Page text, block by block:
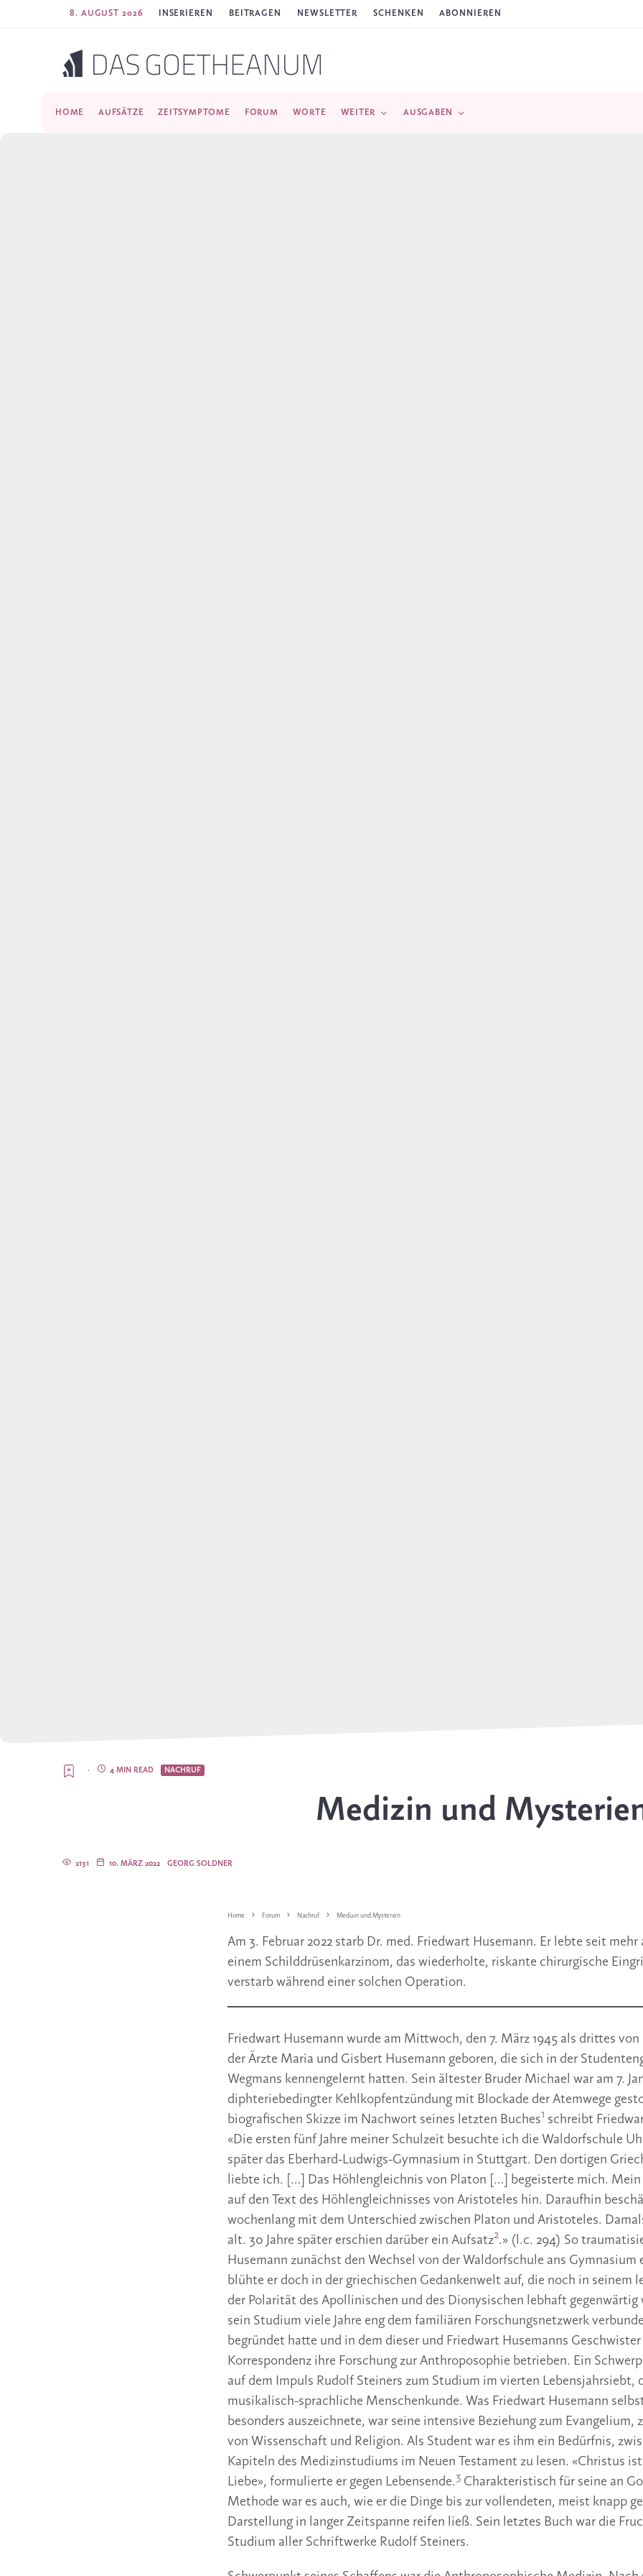
8. AUGUST 2026 INSERIEREN BEITRAGEN NEWSLETTER SCHENKEN ABONNIEREN
HOME AUFSÄTZE ZEITSYMPTOME FORUM WORTE WEITER AUSGABEN
NACHRUF
4 MIN READ
·
Medizin und
GEORG SOLDNER
10. MÄRZ 2022
2131
Home Forum Nachruf Medizin und Mysterien
Am 3. Februar 2022 starb Dr. med. Friedwart Husemann. Er lebte seit mehr
einem Schilddrüsenkarzinom, das wiederholte, riskante chirurgische
verstarb während einer solchen Operation.
Friedwart Husemann wurde am Mittwoch, den 7. März 1945 als drittes von
der Ärzte Maria und Gisbert Husemann geboren, die sich in der
Wegmans kennengelernt hatten. Sein ältester Bruder Michael war am 7.
diphteriebedingter Kehlkopfentzündung mit Blockade der Atemwege
biografischen Skizze im Nachwort seines letzten Buches1 schreibt
«Die ersten fünf Jahre meiner Schulzeit besuchte ich die Waldorfschule
später das Eberhard-Ludwigs-Gymnasium in Stuttgart. Den dortigen
liebte ich. […] Das Höhlengleichnis von Platon […] begeisterte mich. Mein
auf den Text des Höhlengleichnisses von Aristoteles hin. Daraufhin
wochenlang mit dem Unterschied zwischen Platon und Aristoteles.
alt. 30 Jahre später erschien darüber ein Aufsatz2.» (l.c. 294) So
Husemann zunächst den Wechsel von der Waldorfschule ans Gymnasium
blühte er doch in der griechischen Gedankenwelt auf, die noch in seinem
der Polarität des Apollinischen und des Dionysischen lebhaft gegenwärtig
sein Studium viele Jahre eng dem familiären Forschungsnetzwerk
begründet hatte und in dem dieser und Friedwart Husemanns
Korrespondenz ihre Forschung zur Anthroposophie betrieben. Ein
auf dem Impuls Rudolf Steiners zum Studium im vierten Lebensjahrsiebt,
musikalisch-sprachliche Menschenkunde. Was Friedwart Husemann
besonders auszeichnete, war seine intensive Beziehung zum Evangelium,
von Wissenschaft und Religion. Als Student war es ihm ein Bedürfnis,
Kapiteln des Medizinstudiums im Neuen Testament zu lesen. «Christus
Liebe», formulierte er gegen Lebensende.3 Charakteristisch für seine an
Methode war es auch, wie er die Dinge bis zur vollendeten, meist knapp
Darstellung in langer Zeitspanne reifen ließ. Sein letztes Buch war die
Studium aller Schriftwerke Rudolf Steiners.